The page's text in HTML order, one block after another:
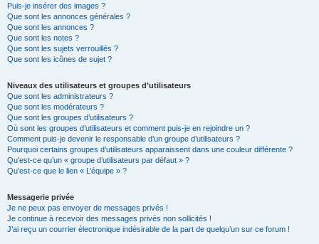
Puis-je insérer des images ?
Que sont les annonces générales ?
Que sont les annonces ?
Que sont les notes ?
Que sont les sujets verrouillés ?
Que sont les icônes de sujet ?
Niveaux des utilisateurs et groupes d’utilisateurs
Que sont les administrateurs ?
Que sont les modérateurs ?
Que sont les groupes d’utilisateurs ?
Où sont les groupes d’utilisateurs et comment puis-je en rejoindre un ?
Comment puis-je devenir le responsable d’un groupe d’utilisateurs ?
Pourquoi certains groupes d’utilisateurs apparaissent dans une couleur différente ?
Qu’est-ce qu’un « groupe d’utilisateurs par défaut » ?
Qu’est-ce que le lien « L’équipe » ?
Messagerie privée
Je ne peux pas envoyer de messages privés !
Je continue à recevoir des messages privés non sollicités !
J’ai reçu un courrier électronique indésirable de la part de quelqu’un sur ce forum !